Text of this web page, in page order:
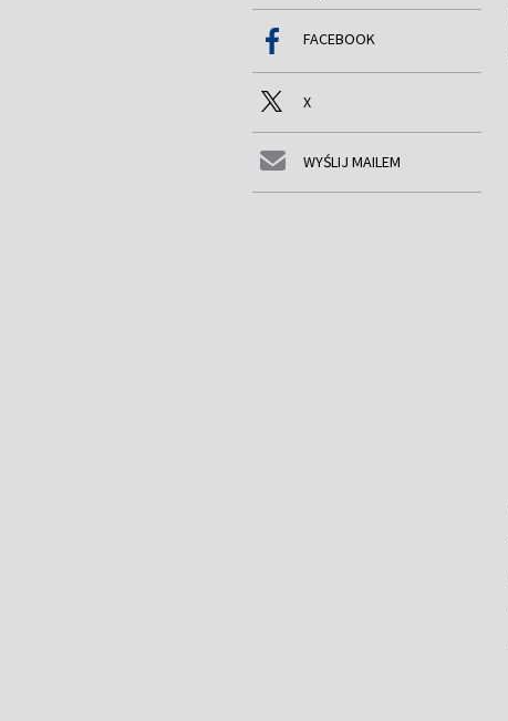
FACEBOOK
X
WYŚLIJ MAILEM